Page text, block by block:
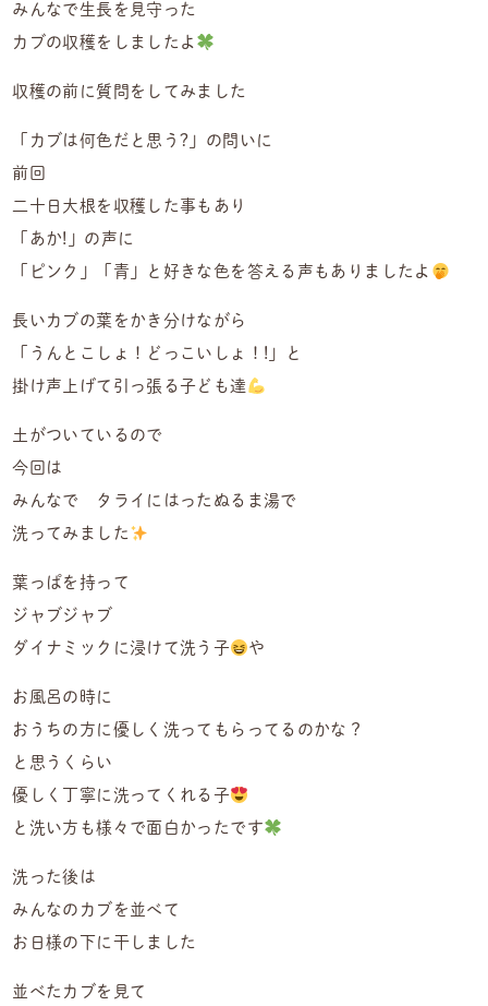
みんなで生長を見守った
カブの収穫をしましたよ
収穫の前に質問をしてみました
「カブは何色だと思う?」の問いに
前回
二十日大根を収穫した事もあり
「あか!」の声に
「ピンク」「青」と好きな色を答える声もありましたよ
長いカブの葉をかき分けながら
「うんとこしょ！どっこいしょ！!」と
掛け声上げて引っ張る子ども達
土がついているので
今回は
みんなで タライにはったぬるま湯で
洗ってみました
葉っぱを持って
ジャブジャブ
ダイナミックに浸けて洗う子
や
お風呂の時に
おうちの方に優しく洗ってもらってるのかな？
と思うくらい
優しく丁寧に洗ってくれる子
と洗い方も様々で面白かったです
洗った後は
みんなのカブを並べて
お日様の下に干しました
並べたカブを見て